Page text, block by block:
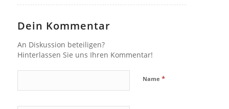
Dein Kommentar
An Diskussion beteiligen?
Hinterlassen Sie uns Ihren Kommentar!
Name *